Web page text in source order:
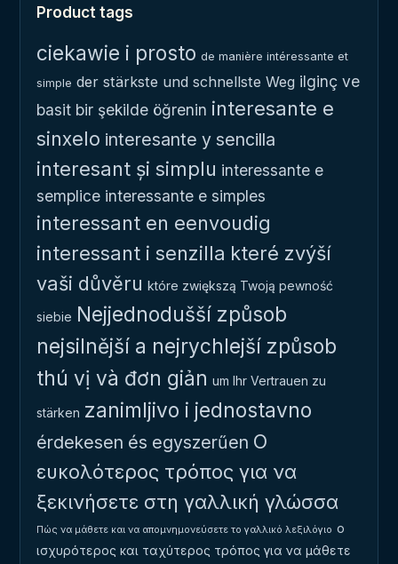
Product tags
ciekawie i prosto de manière intéressante et
simple der stärkste und schnellste Weg ilginç ve
basit bir şekilde öğrenin interesante e
sinxelo interesante y sencilla
interesant și simplu interessante e
semplice interessante e simples
interessant en eenvoudig
interessant i senzilla které zvýší
vaši důvěru które zwiększą Twoją pewność
siebie Nejjednodušší způsob
nejsilnější a nejrychlejší způsob
thú vị và đơn giản um Ihr Vertrauen zu
stärken zanimljivo i jednostavno
érdekesen és egyszerűen Ο
ευκολότερος τρόπος για να
ξεκινήσετε στη γαλλική γλώσσα
Πώς να μάθετε και να απομνημονεύσετε το γαλλικό λεξιλόγιο ο
ισχυρότερος και ταχύτερος τρόπος για να μάθετε